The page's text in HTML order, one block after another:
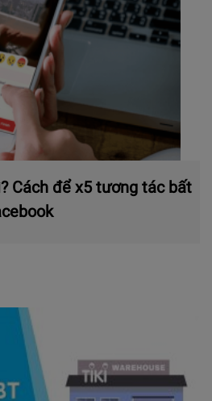
Cách để x5 tương tác bất